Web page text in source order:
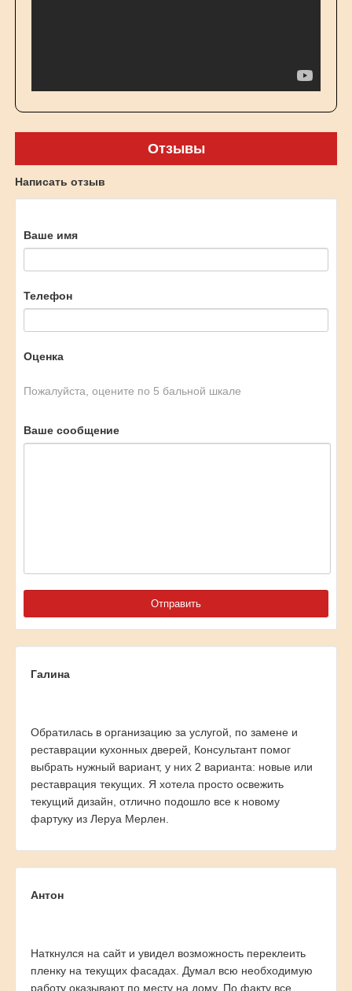
Отзывы
Написать отзыв
Ваше имя
Телефон
Оценка
Пожалуйста, оцените по 5 бальной шкале
Ваше сообщение
Галина
Обратилась в организацию за услугой, по замене и
реставрации кухонных дверей, Консультант помог
выбрать нужный вариант, у них 2 варианта: новые или
реставрация текущих. Я хотела просто освежить
текущий дизайн, отлично подошло все к новому
фартуку из Леруа Мерлен.
Антон
Наткнулся на сайт и увидел возможность переклеить
пленку на текущих фасадах. Думал всю необходимую
работу оказывают по месту на дому. По факту все